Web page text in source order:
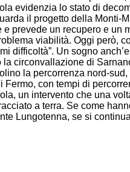
evidenzia lo stato di
il progetto della
prevede un recupero e
viabilità. Oggi però,
difficoltà”. Un sogno
circonvallazione di
la percorrenza nord-
con tempi di
un intervento che una
a terra. Se come
Lungotenna, se si